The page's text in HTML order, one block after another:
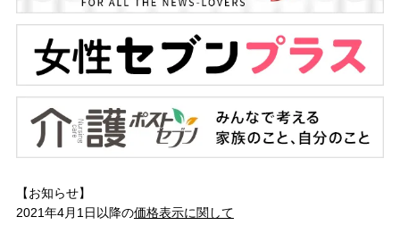
【お知らせ】
2021年4月1日以降の価格表示に関して